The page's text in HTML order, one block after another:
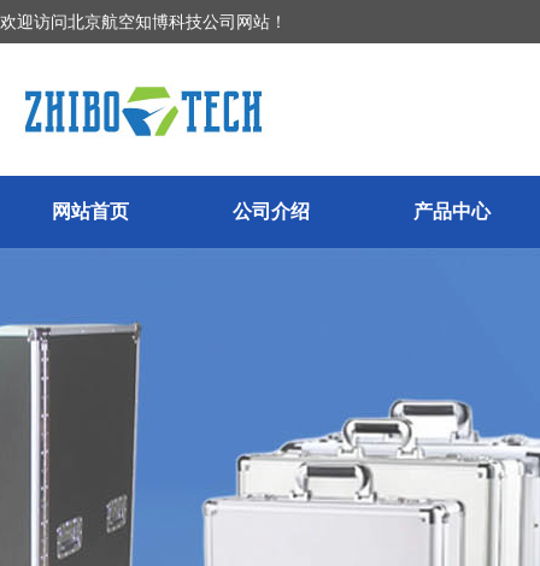
欢迎访问北京航空知博科技公司网站！
网站首页 公司介绍 产品中心